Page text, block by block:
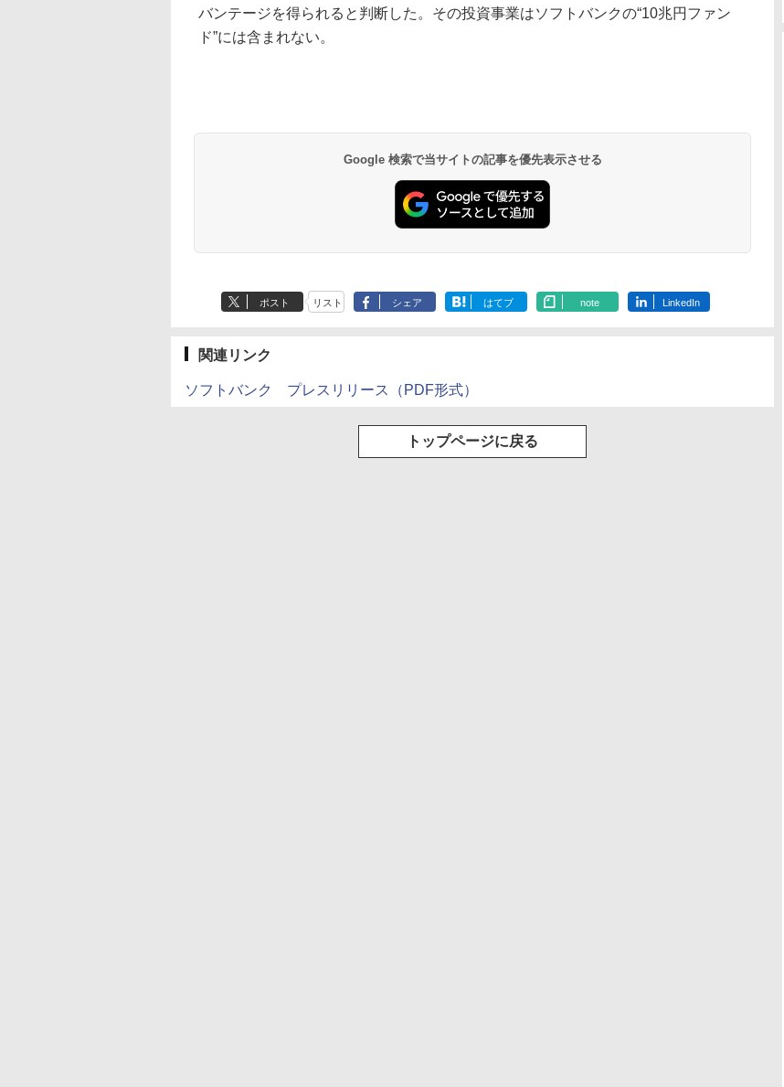
バンテージを得られると判断した。その投資事業はソフトバンクの“10兆円ファン
ド”には含まれない。
Google 検索で当サイトの記事を優先表示させる
ポスト リスト シェア はてブ note LinkedIn
関連リンク
ソフトバンク プレスリリース（PDF形式）
トップページに戻る